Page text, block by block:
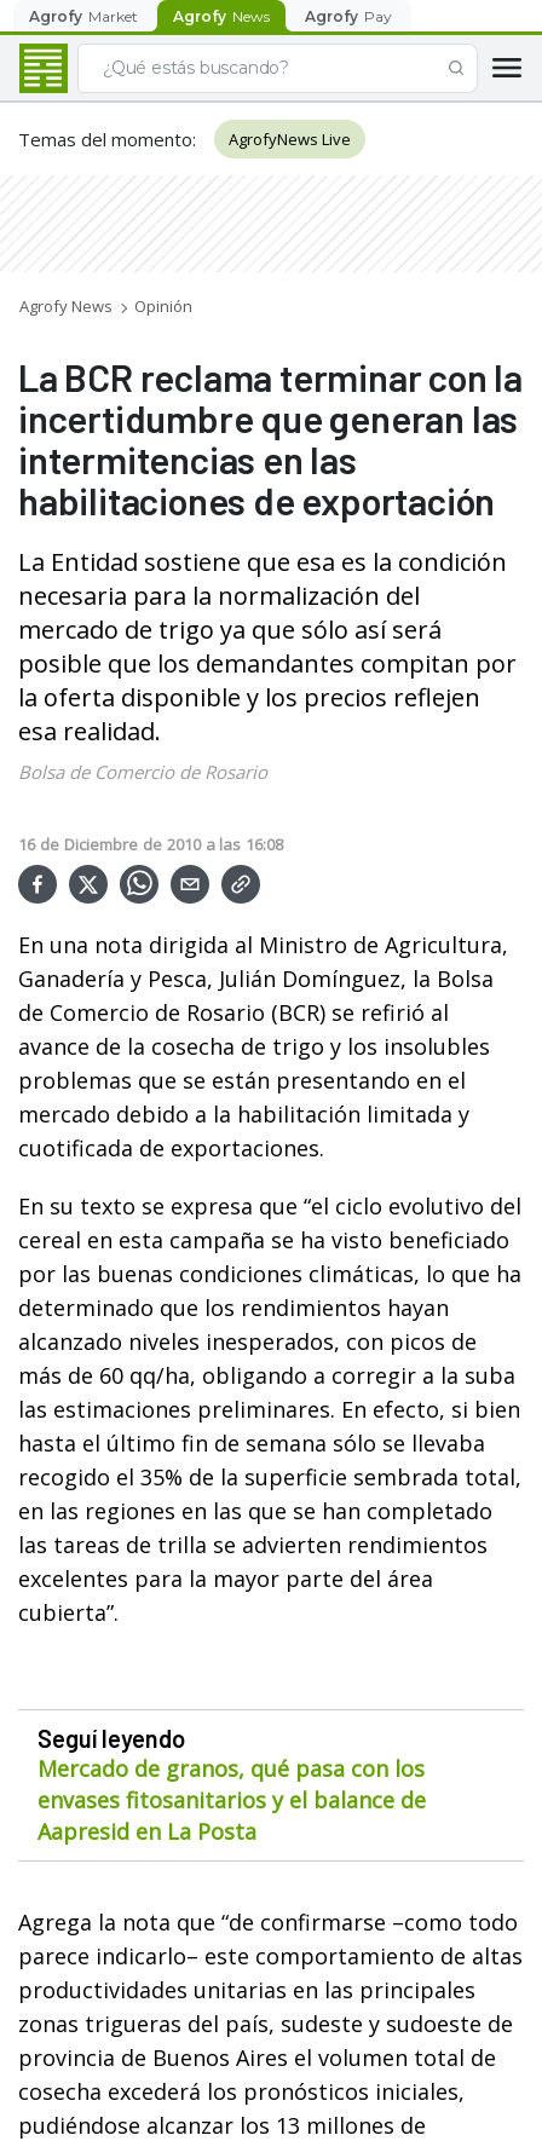
Agrofy Market Agrofy News Agrofy Pay
Temas del momento: AgrofyNews Live
Agrofy News Opinión
La BCR reclama terminar con la
incertidumbre que generan las
intermitencias en las
habilitaciones de exportación
La Entidad sostiene que esa es la condición
necesaria para la normalización del
mercado de trigo ya que sólo así será
posible que los demandantes compitan por
la oferta disponible y los precios reflejen
esa realidad.
Bolsa de Comercio de Rosario
16 de Diciembre de 2010 a las 16:08
En una nota dirigida al Ministro de Agricultura,
Ganadería y Pesca, Julián Domínguez, la Bolsa
de Comercio de Rosario (BCR) se refirió al
avance de la cosecha de trigo y los insolubles
problemas que se están presentando en el
mercado debido a la habilitación limitada y
cuotificada de exportaciones.
En su texto se expresa que “el ciclo evolutivo del
cereal en esta campaña se ha visto beneficiado
por las buenas condiciones climáticas, lo que ha
determinado que los rendimientos hayan
alcanzado niveles inesperados, con picos de
más de 60 qq/ha, obligando a corregir a la suba
las estimaciones preliminares. En efecto, si bien
hasta el último fin de semana sólo se llevaba
recogido el 35% de la superficie sembrada total,
en las regiones en las que se han completado
las tareas de trilla se advierten rendimientos
excelentes para la mayor parte del área
cubierta”.
Seguí leyendo
Mercado de granos, qué pasa con los
envases fitosanitarios y el balance de
Aapresid en La Posta
Agrega la nota que “de confirmarse –como todo
parece indicarlo– este comportamiento de altas
productividades unitarias en las principales
zonas trigueras del país, sudeste y sudoeste de
provincia de Buenos Aires el volumen total de
cosecha excederá los pronósticos iniciales,
pudiéndose alcanzar los 13 millones de